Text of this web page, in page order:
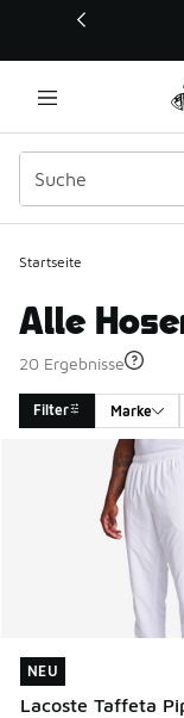
Dieser Link öffnet
Startseite
Alle
20 Ergebnisse
Filter Marke
Search
NEU
Lacoste Taffeta
NEU